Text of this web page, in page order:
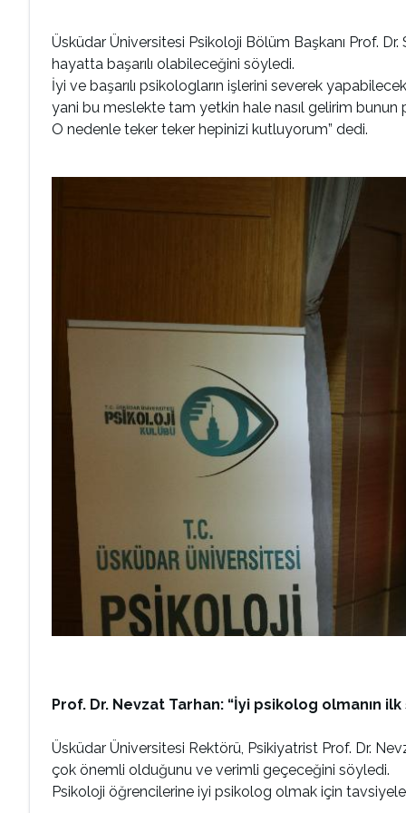
Üsküdar Üniversitesi Psikoloji Bölüm Başkanı Prof.
hayatta başarılı olabileceğini söyledi.
İyi ve başarılı psikologların işlerini severek
yani bu meslekte tam yetkin hale nasıl gelirim bunun
O nedenle teker teker hepinizi kutluyorum” dedi.
Prof. Dr. Nevzat Tarhan: “İyi psikolog olmanın ilk
Üsküdar Üniversitesi Rektörü, Psikiyatrist Prof. Dr.
çok önemli olduğunu ve verimli geçeceğini söyledi.
Psikoloji öğrencilerine iyi psikolog olmak için